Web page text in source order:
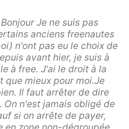
Je ne suis pas
anciens freenautes
n'ont pas eu le choix de
avant hier, je suis à
à free. J'ai le droit à la
que mieux pour moi.Je
Il faut arrêter de dire
On n'est jamais obligé de
si on arrête de payer,